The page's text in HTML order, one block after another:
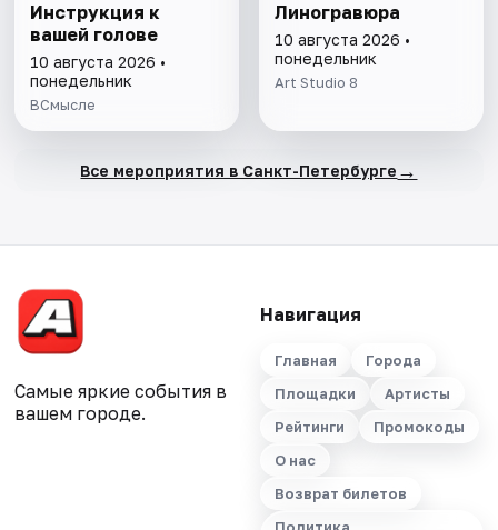
Инструкция к
вашей голове
10 августа 2026 •
понедельник
ВСмысле
Линогравюра
10 августа 2026 •
понедельник
Art Studio 8
Все мероприятия в Санкт-Петербурге →
Самые яркие события в
вашем городе.
Навигация
Главная
Города
Площадки
Артисты
Рейтинги
Промокоды
О нас
Возврат билетов